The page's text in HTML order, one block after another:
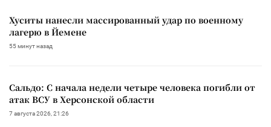
Хуситы нанесли массированный удар по военному
лагерю в Йемене
55 минут назад
Сальдо: С начала недели четыре человека погибли от
атак ВСУ в Херсонской области
7 августа 2026, 21:26